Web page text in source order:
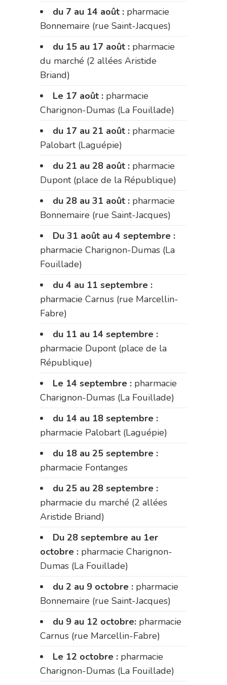
du 7 au 14 août : pharmacie
Bonnemaire (rue Saint-Jacques)
du 15 au 17 août : pharmacie
du marché (2 allées Aristide
Briand)
Le 17 août : pharmacie
Charignon-Dumas (La Fouillade)
du 17 au 21 août : pharmacie
Palobart (Laguépie)
du 21 au 28 août : pharmacie
Dupont (place de la République)
du 28 au 31 août : pharmacie
Bonnemaire (rue Saint-Jacques)
Du 31 août au 4 septembre :
pharmacie Charignon-Dumas (La
Fouillade)
du 4 au 11 septembre :
pharmacie Carnus (rue Marcellin-
Fabre)
du 11 au 14 septembre :
pharmacie Dupont (place de la
République)
Le 14 septembre : pharmacie
Charignon-Dumas (La Fouillade)
du 14 au 18 septembre :
pharmacie Palobart (Laguépie)
du 18 au 25 septembre :
pharmacie Fontanges
du 25 au 28 septembre :
pharmacie du marché (2 allées
Aristide Briand)
Du 28 septembre au 1er
octobre : pharmacie Charignon-
Dumas (La Fouillade)
du 2 au 9 octobre : pharmacie
Bonnemaire (rue Saint-Jacques)
du 9 au 12 octobre: pharmacie
Carnus (rue Marcellin-Fabre)
Le 12 octobre : pharmacie
Charignon-Dumas (La Fouillade)